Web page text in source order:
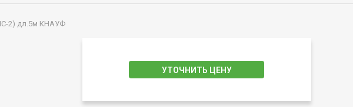
2) дл.5м КНАУФ
УТОЧНИТЬ ЦЕНУ